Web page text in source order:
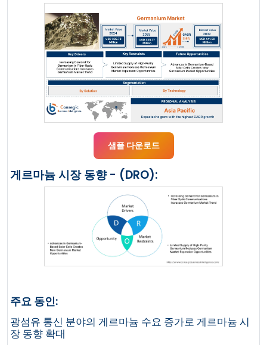
샘플 다운로드
게르마늄 시장 동향 - (DRO):
주요 동인:
광섬유 통신 분야의 게르마늄 수요 증가로 게르마늄 시
장 동향 확대